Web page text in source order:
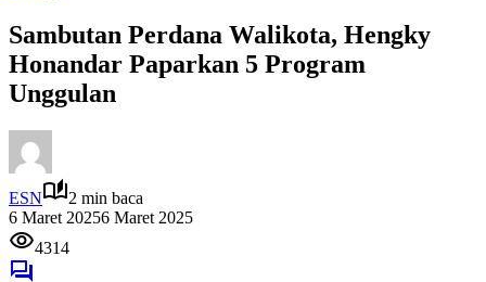
Sambutan Perdana Walikota, Hengky
Honandar Paparkan 5 Program
Unggulan
ESN
2 min baca
6 Maret 20256 Maret 2025
4314